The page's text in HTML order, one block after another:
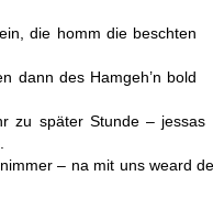
die homm die beschten
dann des Hamgeh’n bold
zu später Stunde – jessas
– na mit uns weard